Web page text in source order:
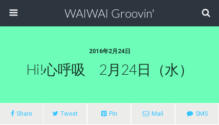
WAIWAI Groovin'
2016年2月24日
Hi!心呼吸 2月24日（水）
Share Tweet Pin Mail SMS